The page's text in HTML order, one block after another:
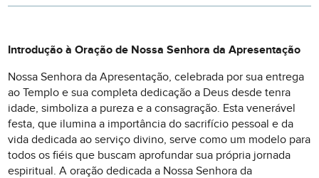
Introdução à Oração de Nossa Senhora da Apresentação
Nossa Senhora da Apresentação, celebrada por sua entrega
ao Templo e sua completa dedicação a Deus desde tenra
idade, simboliza a pureza e a consagração. Esta venerável
festa, que ilumina a importância do sacrifício pessoal e da
vida dedicada ao serviço divino, serve como um modelo para
todos os fiéis que buscam aprofundar sua própria jornada
espiritual. A oração dedicada a Nossa Senhora da